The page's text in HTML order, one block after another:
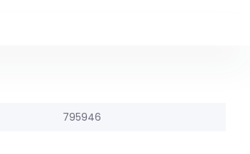
795946